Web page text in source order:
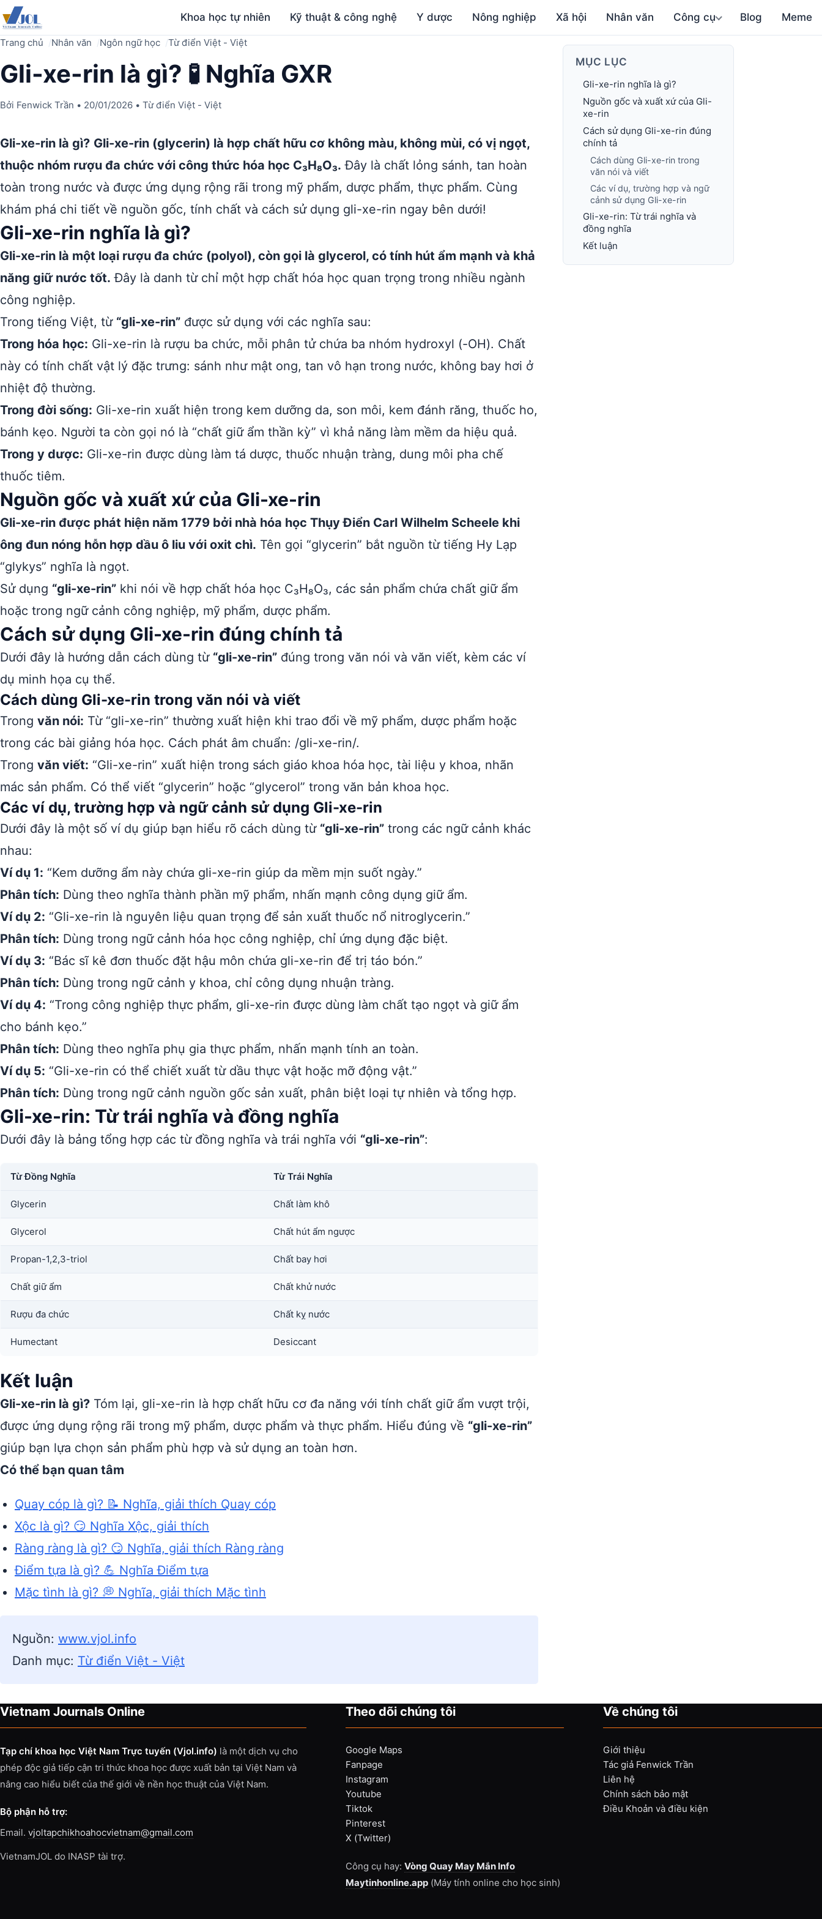
Khoa học tự nhiên Kỹ thuật & công nghệ Y dược Nông nghiệp Xã hội Nhân văn Công cụ Blog Meme
Trang chủ Nhân văn Ngôn ngữ học Từ điển Việt - Việt
Gli-xe-rin là gì? 🧪 Nghĩa GXR
Bởi Fenwick Trần • 20/01/2026 • Từ điển Việt - Việt
Gli-xe-rin là gì? Gli-xe-rin (glycerin) là hợp chất hữu cơ không màu, không mùi, có vị ngọt,
thuộc nhóm rượu đa chức với công thức hóa học C₃H₈O₃. Đây là chất lỏng sánh, tan hoàn
toàn trong nước và được ứng dụng rộng rãi trong mỹ phẩm, dược phẩm, thực phẩm. Cùng
khám phá chi tiết về nguồn gốc, tính chất và cách sử dụng gli-xe-rin ngay bên dưới!
Gli-xe-rin nghĩa là gì?
Gli-xe-rin là một loại rượu đa chức (polyol), còn gọi là glycerol, có tính hút ẩm mạnh và khả
năng giữ nước tốt. Đây là danh từ chỉ một hợp chất hóa học quan trọng trong nhiều ngành
công nghiệp.
Trong tiếng Việt, từ “gli-xe-rin” được sử dụng với các nghĩa sau:
Trong hóa học: Gli-xe-rin là rượu ba chức, mỗi phân tử chứa ba nhóm hydroxyl (-OH). Chất
này có tính chất vật lý đặc trưng: sánh như mật ong, tan vô hạn trong nước, không bay hơi ở
nhiệt độ thường.
Trong đời sống: Gli-xe-rin xuất hiện trong kem dưỡng da, son môi, kem đánh răng, thuốc ho,
bánh kẹo. Người ta còn gọi nó là “chất giữ ẩm thần kỳ” vì khả năng làm mềm da hiệu quả.
Trong y dược: Gli-xe-rin được dùng làm tá dược, thuốc nhuận tràng, dung môi pha chế
thuốc tiêm.
Nguồn gốc và xuất xứ của Gli-xe-rin
Gli-xe-rin được phát hiện năm 1779 bởi nhà hóa học Thụy Điển Carl Wilhelm Scheele khi
ông đun nóng hỗn hợp dầu ô liu với oxit chì. Tên gọi “glycerin” bắt nguồn từ tiếng Hy Lạp
“glykys” nghĩa là ngọt.
Sử dụng “gli-xe-rin” khi nói về hợp chất hóa học C₃H₈O₃, các sản phẩm chứa chất giữ ẩm
hoặc trong ngữ cảnh công nghiệp, mỹ phẩm, dược phẩm.
Cách sử dụng Gli-xe-rin đúng chính tả
Dưới đây là hướng dẫn cách dùng từ “gli-xe-rin” đúng trong văn nói và văn viết, kèm các ví
dụ minh họa cụ thể.
Cách dùng Gli-xe-rin trong văn nói và viết
Trong văn nói: Từ “gli-xe-rin” thường xuất hiện khi trao đổi về mỹ phẩm, dược phẩm hoặc
trong các bài giảng hóa học. Cách phát âm chuẩn: /gli-xe-rin/.
Trong văn viết: “Gli-xe-rin” xuất hiện trong sách giáo khoa hóa học, tài liệu y khoa, nhãn
mác sản phẩm. Có thể viết “glycerin” hoặc “glycerol” trong văn bản khoa học.
Các ví dụ, trường hợp và ngữ cảnh sử dụng Gli-xe-rin
Dưới đây là một số ví dụ giúp bạn hiểu rõ cách dùng từ “gli-xe-rin” trong các ngữ cảnh khác
nhau:
Ví dụ 1: “Kem dưỡng ẩm này chứa gli-xe-rin giúp da mềm mịn suốt ngày.”
Phân tích: Dùng theo nghĩa thành phần mỹ phẩm, nhấn mạnh công dụng giữ ẩm.
Ví dụ 2: “Gli-xe-rin là nguyên liệu quan trọng để sản xuất thuốc nổ nitroglycerin.”
Phân tích: Dùng trong ngữ cảnh hóa học công nghiệp, chỉ ứng dụng đặc biệt.
Ví dụ 3: “Bác sĩ kê đơn thuốc đặt hậu môn chứa gli-xe-rin để trị táo bón.”
Phân tích: Dùng trong ngữ cảnh y khoa, chỉ công dụng nhuận tràng.
Ví dụ 4: “Trong công nghiệp thực phẩm, gli-xe-rin được dùng làm chất tạo ngọt và giữ ẩm
cho bánh kẹo.”
Phân tích: Dùng theo nghĩa phụ gia thực phẩm, nhấn mạnh tính an toàn.
Ví dụ 5: “Gli-xe-rin có thể chiết xuất từ dầu thực vật hoặc mỡ động vật.”
Phân tích: Dùng trong ngữ cảnh nguồn gốc sản xuất, phân biệt loại tự nhiên và tổng hợp.
Gli-xe-rin: Từ trái nghĩa và đồng nghĩa
Dưới đây là bảng tổng hợp các từ đồng nghĩa và trái nghĩa với “gli-xe-rin”:
Từ Đồng Nghĩa Từ Trái Nghĩa
Glycerin Chất làm khô
Glycerol Chất hút ẩm ngược
Propan-1,2,3-triol Chất bay hơi
Chất giữ ẩm Chất khử nước
Rượu đa chức Chất kỵ nước
Humectant Desiccant
Kết luận
Gli-xe-rin là gì? Tóm lại, gli-xe-rin là hợp chất hữu cơ đa năng với tính chất giữ ẩm vượt trội,
được ứng dụng rộng rãi trong mỹ phẩm, dược phẩm và thực phẩm. Hiểu đúng về “gli-xe-rin”
giúp bạn lựa chọn sản phẩm phù hợp và sử dụng an toàn hơn.
Có thể bạn quan tâm
Quay cóp là gì? 📝 Nghĩa, giải thích Quay cóp
Xộc là gì? 😏 Nghĩa Xộc, giải thích
Ràng ràng là gì? 😏 Nghĩa, giải thích Ràng ràng
Điểm tựa là gì? 💪 Nghĩa Điểm tựa
Mặc tình là gì? 💭 Nghĩa, giải thích Mặc tình
Nguồn: www.vjol.info
Danh mục: Từ điển Việt - Việt
MỤC LỤC
Gli-xe-rin nghĩa là gì?
Nguồn gốc và xuất xứ của Gli-
xe-rin
Cách sử dụng Gli-xe-rin đúng
chính tả
Cách dùng Gli-xe-rin trong
văn nói và viết
Các ví dụ, trường hợp và ngữ
cảnh sử dụng Gli-xe-rin
Gli-xe-rin: Từ trái nghĩa và
đồng nghĩa
Kết luận
Vietnam Journals Online
Tạp chí khoa học Việt Nam Trực tuyến (Vjol.info) là một dịch vụ cho
phép độc giả tiếp cận tri thức khoa học được xuất bản tại Việt Nam và
nâng cao hiểu biết của thế giới về nền học thuật của Việt Nam.
Bộ phận hỗ trợ:
Email. vjoltapchikhoahocvietnam@gmail.com
VietnamJOL do INASP tài trợ.
Theo dõi chúng tôi
Google Maps
Fanpage
Instagram
Youtube
Tiktok
Pinterest
X (Twitter)
Công cụ hay: Vòng Quay May Mắn Info
Maytinhonline.app(Máy tính online cho học sinh)
Về chúng tôi
Giới thiệu
Tác giả Fenwick Trần
Liên hệ
Chính sách bảo mật
Điều Khoản và điều kiện